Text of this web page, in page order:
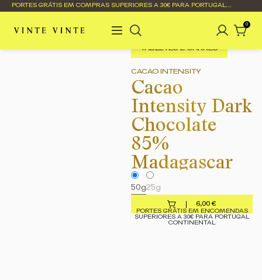
PORTES GRÁTIS EM COMPRAS SUPERIORES A 30€ PARA PORTUGAL
0
TABLETES E CARRÉS
CACAO INTENSITY
Cacao
Intensity Dark
Chocolate
85%
Madagascar
50g25g
6,00€
PORTES GRÁTIS EM ENCOMENDAS
SUPERIORES A 30€ PARA PORTUGAL
CONTINENTAL